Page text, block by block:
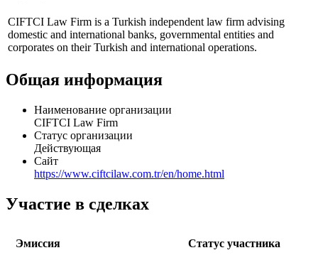
CIFTCI Law Firm is a Turkish independent law firm advising
domestic and international banks, governmental entities and
corporates on their Turkish and international operations.
Общая информация
Наименование организации
CIFTCI Law Firm
Статус организации
Действующая
Сайт
https://www.ciftcilaw.com.tr/en/home.html
Участие в сделках
Эмиссия
Статус участника